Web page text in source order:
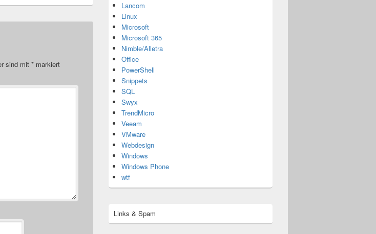
sind mit * markiert
Lancom
Linux
Microsoft
Microsoft 365
Nimble/Alletra
Office
PowerShell
Snippets
SQL
Swyx
TrendMicro
Veeam
VMware
Webdesign
Windows
Windows Phone
wtf
Links & Spam